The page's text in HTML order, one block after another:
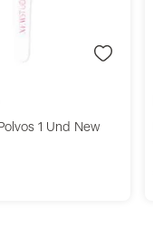
1 Und New